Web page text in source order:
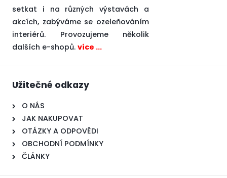
setkat i na různých výstavách a
akcích, zabýváme se ozeleňováním
interiérů. Provozujeme několik
dalších e-shopů. více ...
Užitečné odkazy
O NÁS
JAK NAKUPOVAT
OTÁZKY A ODPOVĚDI
OBCHODNÍ PODMÍNKY
ČLÁNKY